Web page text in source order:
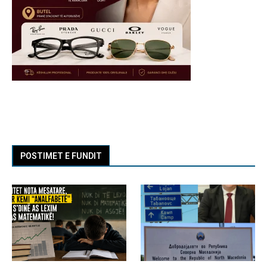
POSTIMET E FUNDIT